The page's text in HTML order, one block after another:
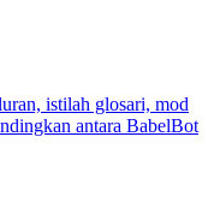
istilah glosari, mod
antara BabelBot